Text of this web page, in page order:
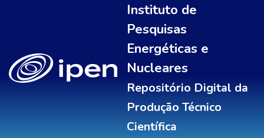
Instituto de
Pesquisas
Energéticas e
Nucleares
Repositório Digital da
Produção Técnico
Científica